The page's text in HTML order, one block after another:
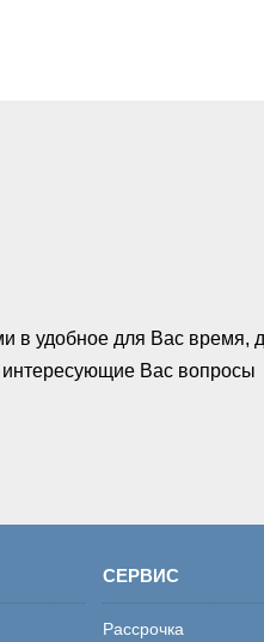
в удобное для Вас время,
интересующие Вас вопросы
СЕРВИС
Рассрочка